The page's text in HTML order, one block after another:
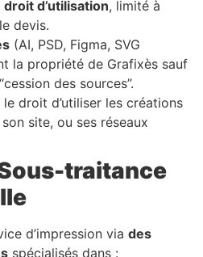
droit d’utilisation, limité à
devis.
(AI, PSD, Figma, SVG
la propriété de Grafixès sauf
des sources”.
droit d’utiliser les créations
site, ou ses réseaux
traitance
d’impression via des
spécialisés dans :